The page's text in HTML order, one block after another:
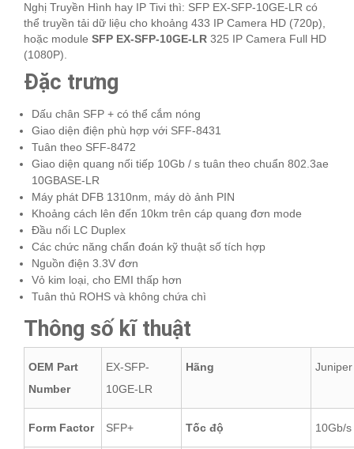
Nghị Truyền Hình hay IP Tivi thì: SFP EX-SFP-10GE-LR có
thể truyền tải dữ liệu cho khoảng 433 IP Camera HD (720p),
hoặc module SFP EX-SFP-10GE-LR 325 IP Camera Full HD
(1080P).
Đặc trưng
Dấu chân SFP + có thể cắm nóng
Giao diện điện phù hợp với SFF-8431
Tuân theo SFF-8472
Giao diện quang nối tiếp 10Gb / s tuân theo chuẩn 802.3ae
10GBASE-LR
Máy phát DFB 1310nm, máy dò ảnh PIN
Khoảng cách lên đến 10km trên cáp quang đơn mode
Đầu nối LC Duplex
Các chức năng chẩn đoán kỹ thuật số tích hợp
Nguồn điện 3.3V đơn
Vỏ kim loại, cho EMI thấp hơn
Tuân thủ ROHS và không chứa chì
Thông số kĩ thuật
OEM Part
Number
EX-SFP-
10GE-LR
Hãng Juniper
Form Factor SFP+ Tốc độ 10Gb/s